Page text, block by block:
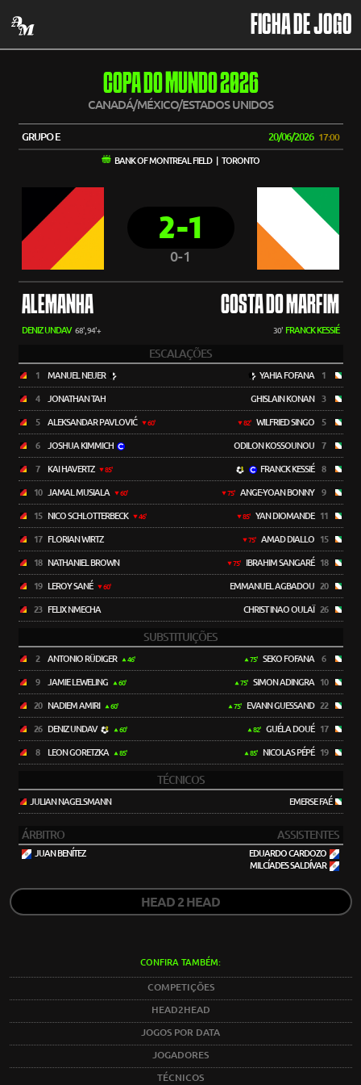
FICHA DE JOGO
COPA DO MUNDO 2026
CANADÁ/MÉXICO/ESTADOS UNIDOS
GRUPO E 20/06/2026 17:00
BANK OF MONTREAL FIELD | TORONTO
2-1
0-1
ALEMANHA COSTA DO MARFIM
DENIZ UNDAV 68', 94'+ 30' FRANCK KESSIÉ
ESCALAÇÕES
1 MANUEL NEUER
4 JONATHAN TAH
5 ALEKSANDAR PAVLOVIĆ 60'
6 JOSHUA KIMMICH
7 KAI HAVERTZ 85'
10 JAMAL MUSIALA 60'
15 NICO SCHLOTTERBECK 46'
17 FLORIAN WIRTZ
18 NATHANIEL BROWN
19 LEROY SANÉ 60'
23 FELIX NMECHA
YAHIA FOFANA 1
GHISLAIN KONAN 3
82' WILFRIED SINGO 5
ODILON KOSSOUNOU 7
FRANCK KESSIÉ 8
75' ANGE-YOAN BONNY 9
85' YAN DIOMANDE 11
75' AMAD DIALLO 15
75' IBRAHIM SANGARÉ 18
EMMANUEL AGBADOU 20
CHRIST INAO OULAÏ 26
SUBSTITUIÇÕES
2 ANTONIO RÜDIGER 46'
9 JAMIE LEWELING 60'
20 NADIEM AMIRI 60'
26 DENIZ UNDAV 60'
8 LEON GORETZKA 85'
75' SEKO FOFANA 6
75' SIMON ADINGRA 10
75' EVANN GUESSAND 22
82' GUÉLA DOUÉ 17
85' NICOLAS PÉPÉ 19
TÉCNICOS
JULIAN NAGELSMANN EMERSE FAÉ
ÁRBITRO ASSISTENTES
JUAN BENÍTEZ
EDUARDO CARDOZO
MILCÍADES SALDÍVAR
HEAD 2 HEAD
CONFIRA TAMBÉM:
COMPETIÇÕES
HEAD2HEAD
JOGOS POR DATA
JOGADORES
TÉCNICOS